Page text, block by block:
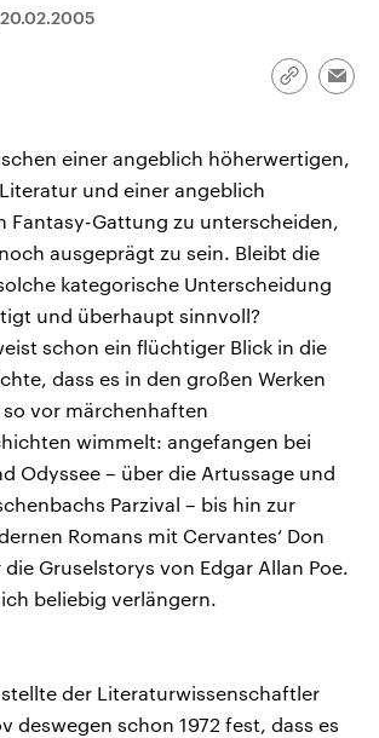
20.02.2005
Link
einer angeblich höherwertigen,
und einer angeblich
Fantasy-Gattung zu unterscheiden,
ausgeprägt zu sein. Bleibt die
kategorische Unterscheidung
und überhaupt sinnvoll?
schon ein flüchtiger Blick in die
dass es in den großen Werken
vor märchenhaften
wimmelt: angefangen bei
Odyssee – über die Artussage und
Parzival – bis hin zur
Romans mit Cervantes‘ Don
Gruselstorys von Edgar Allan Poe.
beliebig verlängern.
der Literaturwissenschaftler
deswegen schon 1972 fest, dass es